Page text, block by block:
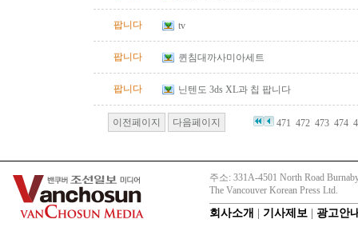
팝니다 tv
팝니다 퀸침대까사미아세트
팝니다 닌텐도 3ds XL과 칩 팝니다
이전페이지 다음페이지 471 472 473 474
주소: 331A-4501 North Road
The Vancouver Korean Press Ltd.
회사소개 기사제보 광고안